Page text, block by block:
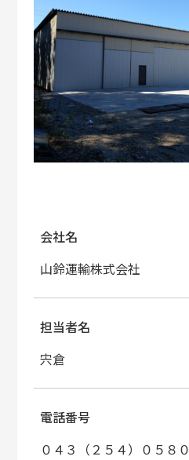
会社名
山鈴運輸株式会社
担当者名
宍倉
電話番号
０４３（２５４）０５８０